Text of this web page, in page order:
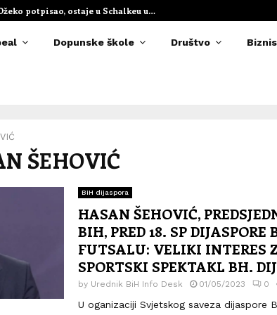
potpisao, ostaje u Schalkeu u…
Dopunske škole Društvo Biznis
ŠEHOVIĆ
BiH dijaspora
HASAN ŠEHOVIĆ,
BIH, PRED 18. SP DIJASPORE
FUTSALU: VELIKI INTERES
SPORTSKI SPEKTAKL BH.
by Urednik BiH Info Desk 01/05/2023 0
U oganizaciji Svjetskog saveza dijaspore